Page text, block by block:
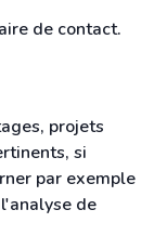
de contact.
projets
si
par exemple
de